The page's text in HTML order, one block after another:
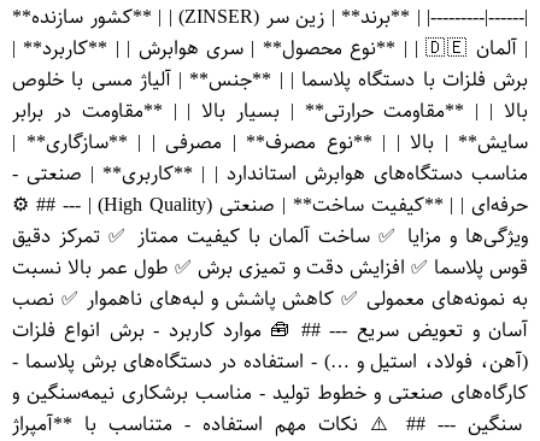
|------|---------| | **برند** | زین سر (ZINSER) | | **کشور سازنده**
| آلمان 🇩🇪 | | **نوع محصول** | سری هوابرش | | **کاربرد** |
برش فلزات با دستگاه پلاسما | | **جنس** | آلیاژ مسی با خلوص
بالا | | **مقاومت حرارتی** | بسیار بالا | | **مقاومت در برابر
سایش** | بالا | | **نوع مصرف** | مصرفی | | **سازگاری** |
مناسب دستگاه‌های هوابرش استاندارد | | **کاربری** | صنعتی -
حرفه‌ای | | **کیفیت ساخت** | صنعتی (High Quality) | --- ## ⚙️
ویژگی‌ها و مزایا ✅ ساخت آلمان با کیفیت ممتاز ✅ تمرکز دقیق
قوس پلاسما ✅ افزایش دقت و تمیزی برش ✅ طول عمر بالا نسبت
به نمونه‌های معمولی ✅ کاهش پاشش و لبه‌های ناهموار ✅ نصب
آسان و تعویض سریع --- ## 🧰 موارد کاربرد - برش انواع فلزات
(آهن، فولاد، استیل و …) - استفاده در دستگاه‌های برش پلاسما -
کارگاه‌های صنعتی و خطوط تولید - مناسب برشکاری نیمه‌سنگین و
سنگین --- ## ⚠️ نکات مهم استفاده - متناسب با **آمپراژ